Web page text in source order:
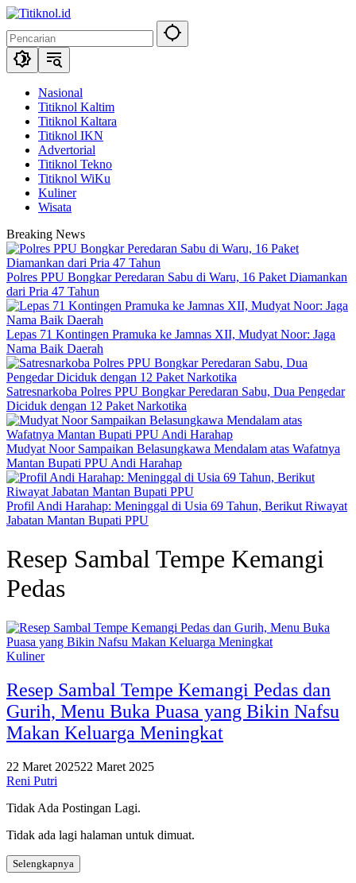
Langsung
konten
Nasional
Titiknol Kaltim
Titiknol Kaltara
Titiknol IKN
Advertorial
Titiknol Tekno
Titiknol WiKu
Kuliner
Wisata
Breaking News
Polres PPU Bongkar Peredaran Sabu di Waru, 16 Paket Diamankan
dari Pria 47 Tahun
Lepas 71 Kontingen Pramuka ke Jamnas XII, Mudyat Noor: Jaga
Nama Baik Daerah
Satresnarkoba Polres PPU Bongkar Peredaran Sabu, Dua Pengedar
Diciduk dengan 12 Paket Narkotika
Mudyat Noor Sampaikan Belasungkawa Mendalam atas Wafatnya
Mantan Bupati PPU Andi Harahap
Profil Andi Harahap: Meninggal di Usia 69 Tahun, Berikut Riwayat
Jabatan Mantan Bupati PPU
Resep Sambal Tempe Kemangi
Pedas
Kuliner
Resep Sambal Tempe Kemangi Pedas dan
Gurih, Menu Buka Puasa yang Bikin Nafsu
Makan Keluarga Meningkat
22 Maret 202522 Maret 2025
Reni Putri
Tidak Ada Postingan Lagi.
Tidak ada lagi halaman untuk dimuat.
Selengkapnya